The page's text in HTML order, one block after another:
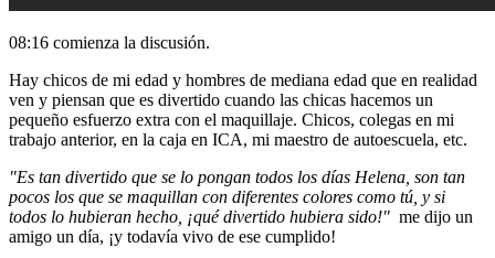
08:16 comienza la discusión.
Hay chicos de mi edad y hombres de mediana edad que en realidad
ven y piensan que es divertido cuando las chicas hacemos un
pequeño esfuerzo extra con el maquillaje. Chicos, colegas en mi
trabajo anterior, en la caja en ICA, mi maestro de autoescuela, etc.
"Es tan divertido que se lo pongan todos los días Helena, son tan
pocos los que se maquillan con diferentes colores como tú, y si
todos lo hubieran hecho, ¡qué divertido hubiera sido!" me dijo un
amigo un día, ¡y todavía vivo de ese cumplido!